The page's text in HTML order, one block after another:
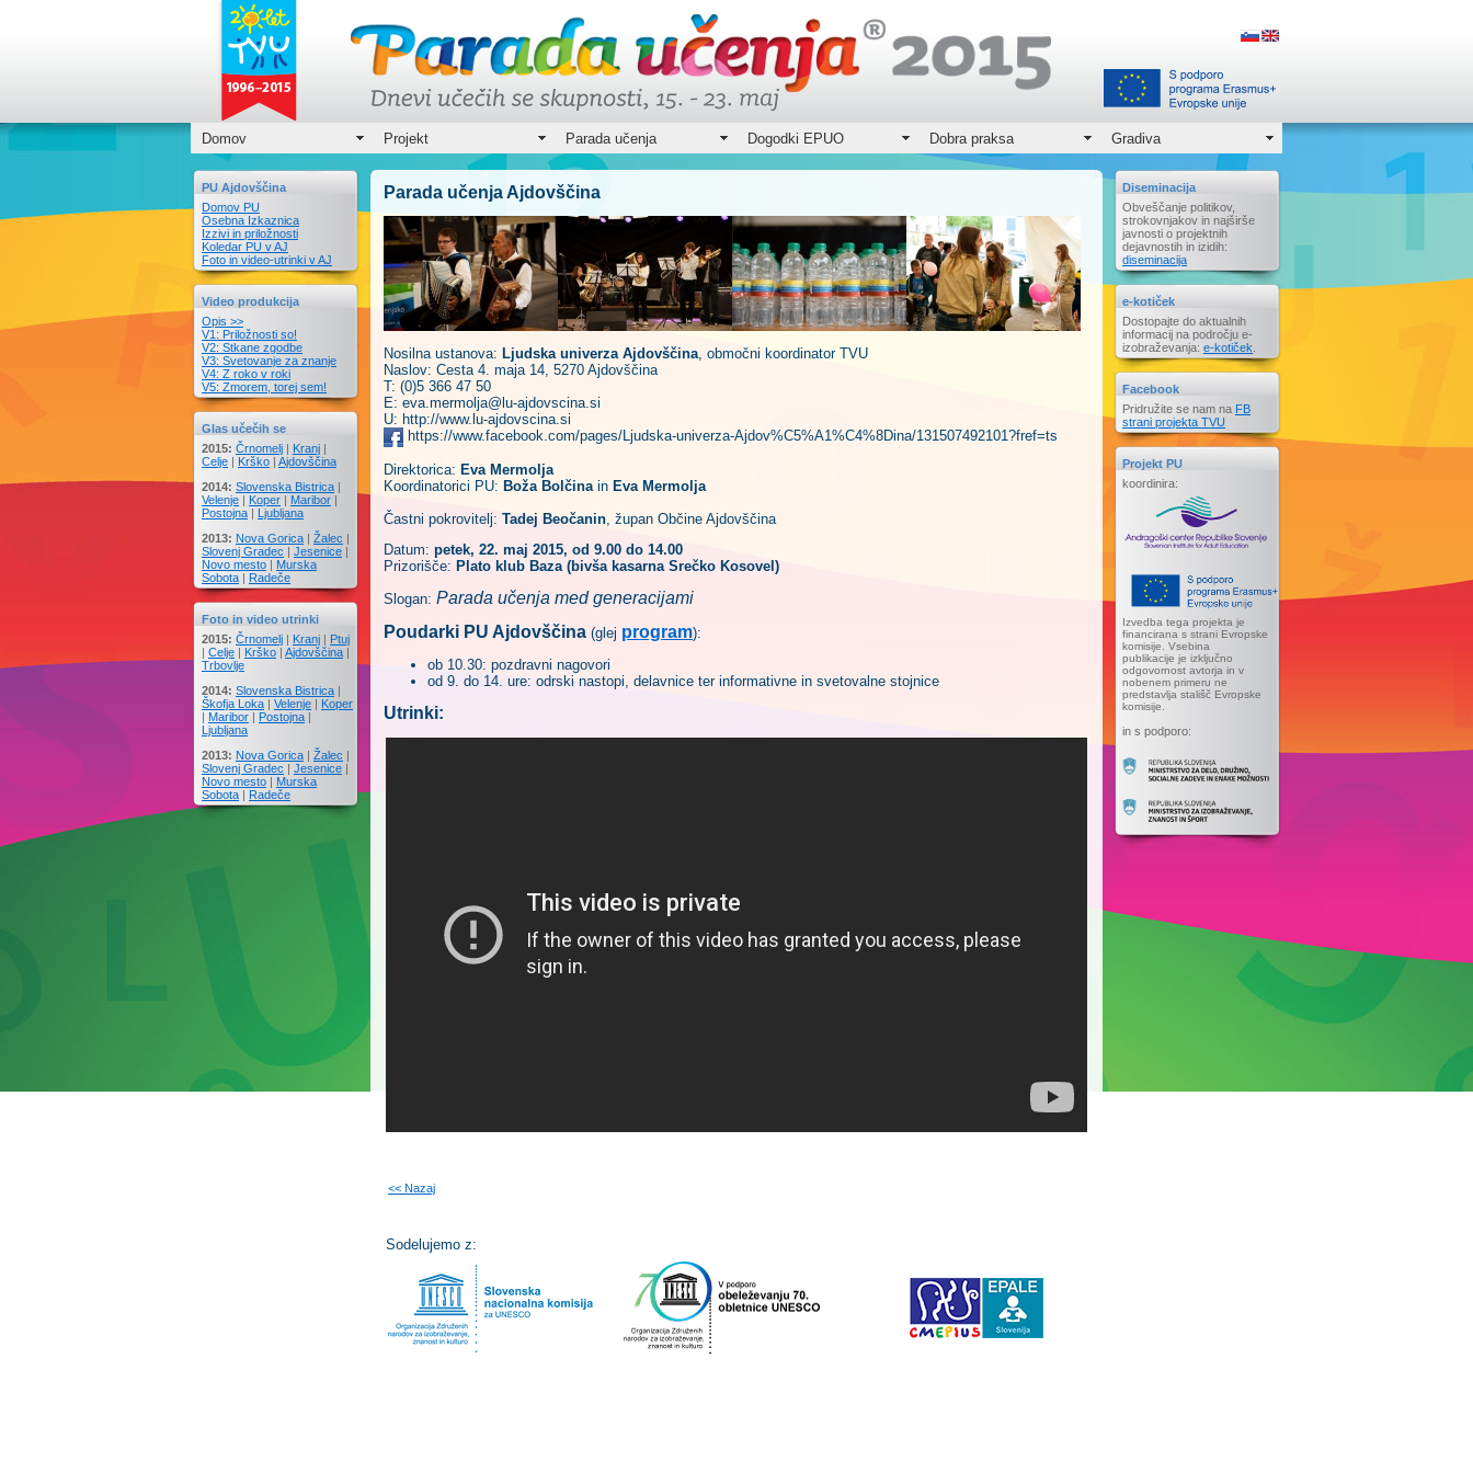
Domov Projekt Parada učenja Dogodki EPUO Dobra praksa Gradiva
PU Ajdovščina
Domov PU
Osebna Izkaznica
Izzivi in priložnosti
Koledar PU v AJ
Foto in video-utrinki v AJ
Video produkcija
Opis >>
V1: Priložnosti so!
V2: Stkane zgodbe
V3: Svetovanje za znanje
V4: Z roko v roki
V5: Zmorem, torej sem!
Glas učečih se
2015: Črnomelj | Kranj |
Celje | Krško | Ajdovščina
2014: Slovenska Bistrica |
Velenje | Koper | Maribor |
Postojna | Ljubljana
2013: Nova Gorica | Žalec |
Slovenj Gradec | Jesenice |
Novo mesto | Murska
Sobota | Radeče
Foto in video utrinki
2015: Črnomelj | Kranj | Ptuj
| Celje | Krško | Ajdovščina |
Trbovlje
2014: Slovenska Bistrica |
Škofja Loka | Velenje | Koper
| Maribor | Postojna |
Ljubljana
2013: Nova Gorica | Žalec |
Slovenj Gradec | Jesenice |
Novo mesto | Murska
Sobota | Radeče
Parada učenja Ajdovščina
Nosilna ustanova: Ljudska univerza Ajdovščina, območni koordinator TVU
Naslov: Cesta 4. maja 14, 5270 Ajdovščina
T: (0)5 366 47 50
E: eva.mermolja@lu-ajdovscina.si
U: http://www.lu-ajdovscina.si
https://www.facebook.com/pages/Ljudska-univerza-Ajdov%C5%A1%C4%8Dina/131507492101?fref=ts
Direktorica: Eva Mermolja
Koordinatorici PU: Boža Bolčina in Eva Mermolja
Častni pokrovitelj: Tadej Beočanin, župan Občine Ajdovščina
Datum: petek, 22. maj 2015, od 9.00 do 14.00
Prizorišče: Plato klub Baza (bivša kasarna Srečko Kosovel)
Slogan: Parada učenja med generacijami
Poudarki PU Ajdovščina (glej program):
ob 10.30: pozdravni nagovori
od 9. do 14. ure: odrski nastopi, delavnice ter informativne in svetovalne stojnice
Utrinki:
<< Nazaj
Sodelujemo z:
Diseminacija
Obveščanje politikov,
strokovnjakov in najširše
javnosti o projektnih
dejavnostih in izidih:
diseminacija
e-kotiček
Dostopajte do aktualnih
informacij na področju e-
izobraževanja: e-kotiček
Facebook
Pridružite se nam na FB
strani projekta TVU
Projekt PU
koordinira:
Izvedba tega projekta je
financirana s strani Evropske
komisije. Vsebina
publikacije je izključno
odgovornost avtorja in v
nobenem primeru ne
predstavlja stališč Evropske
komisije.
in s podporo: